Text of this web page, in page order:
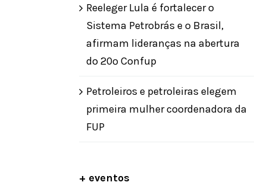
Reeleger Lula é fortalecer o
Sistema Petrobrás e o Brasil,
afirmam lideranças na abertura
do 20º Confup
Petroleiros e petroleiras elegem
primeira mulher coordenadora da
FUP
+ eventos